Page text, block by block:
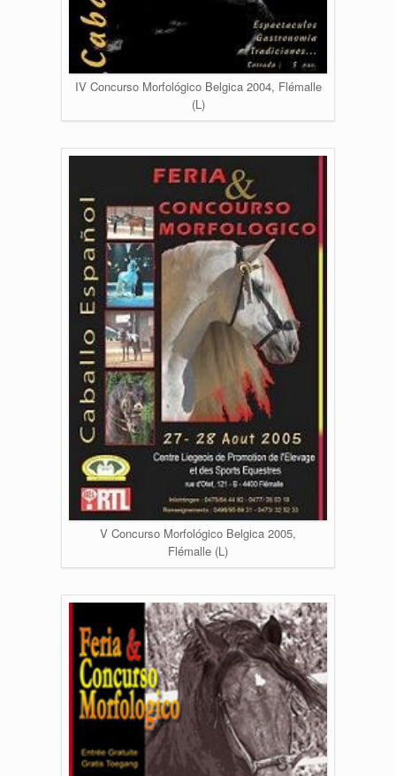
IV Concurso Morfológico Belgica 2004, Flémalle
(L)
V Concurso Morfológico Belgica 2005,
Flémalle (L)